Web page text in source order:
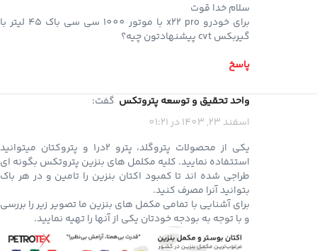
سلام خدا قوت
برای خودرو x22 pro با موتور 1000 سی سی باک 45 لیتر با
گیربکس cvt پیشنهادتون چیه؟
پاسخ
واحد تحقیق و توسعه پتروتکس گفت:
اسفند 23, 1403 در 01:21
یکی از محصولات پتروگلد، پترو 2در1 و پتروکتان میتوانید
استتفاده نمایید. کلیه مکلمل های بنزین پتروتکس بگونه ای
طراجی شده اند تا کمبود اکتان بنزین را تامین و در هر باک
بتوانید آنرا مصرف کنید.
برای آشنایی با تمامی مکمل های بنزین ما تصویر زیر را بررسی
و با توجه به بودجه خودتان یکی از آنها را تهیه نمایید.